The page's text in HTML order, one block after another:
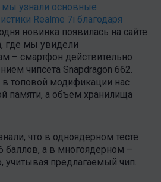
мы узнали основные
Realme 7i благодаря
новинка появилась на сайте
где мы увидели
– смартфон действительно
чипсета Snapdragon 662.
топовой модификации нас
памяти, а объем хранилища
что в одноядерном тесте
баллов, а в многоядерном –
учитывая предлагаемый чип.